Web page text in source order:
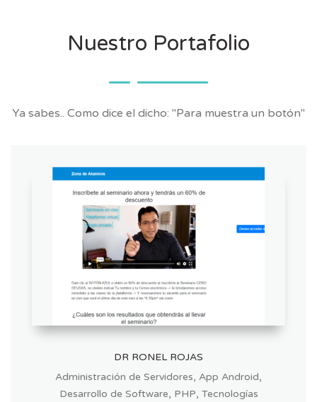
Nuestro Portafolio
Ya sabes.. Como dice el dicho: "Para muestra un botón"
DR RONEL ROJAS
Administración de Servidores, App Android,
Desarrollo de Software, PHP, Tecnologías